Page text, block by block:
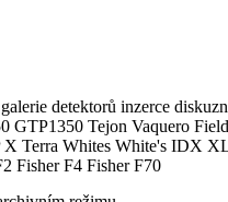
detektorů inzerce
Tejon Vaquero
Terra Whites White's IDX
Fisher F4 Fisher F70